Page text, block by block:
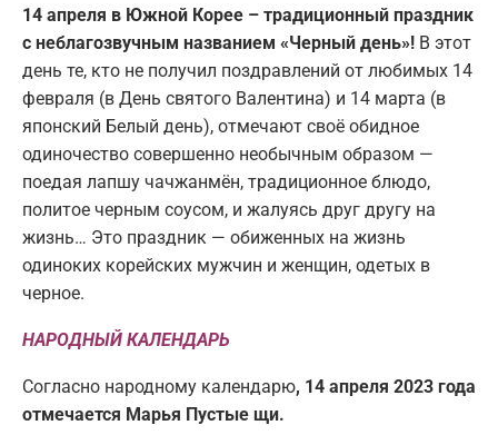
14 апреля в Южной Корее – традиционный праздник
с неблагозвучным названием «Черный день»! В этот
день те, кто не получил поздравлений от любимых 14
февраля (в День святого Валентина) и 14 марта (в
японский Белый день), отмечают своё обидное
одиночество совершенно необычным образом —
поедая лапшу чачжанмён, традиционное блюдо,
политое черным соусом, и жалуясь друг другу на
жизнь… Это праздник — обиженных на жизнь
одиноких корейских мужчин и женщин, одетых в
черное.
НАРОДНЫЙ КАЛЕНДАРЬ
Согласно народному календарю, 14 апреля 2023 года
отмечается Марья Пустые щи.